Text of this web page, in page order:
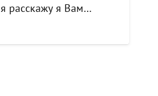
расскажу я Вам…